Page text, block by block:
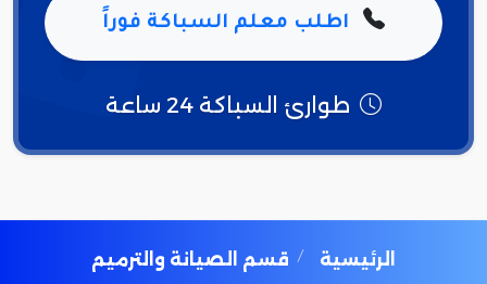
اطلب معلم السباكة فوراً
طوارئ السباكة 24 ساعة
الرئيسية قسم الصيانة والترميم